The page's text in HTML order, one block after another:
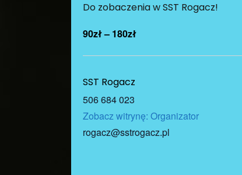
Do zobaczenia w SST Rogacz!
90zł – 180zł
SST Rogacz
506 684 023
Zobacz witrynę: Organizator
rogacz@sstrogacz.pl